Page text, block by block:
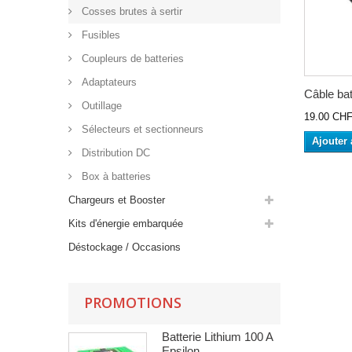
Cosses brutes à sertir
Fusibles
Coupleurs de batteries
Adaptateurs
Outillage
Sélecteurs et sectionneurs
Distribution DC
Box à batteries
Chargeurs et Booster
Kits d'énergie embarquée
Déstockage / Occasions
PROMOTIONS
Batterie Lithium 100 A
Câble
19.00 CHF
Ajouter